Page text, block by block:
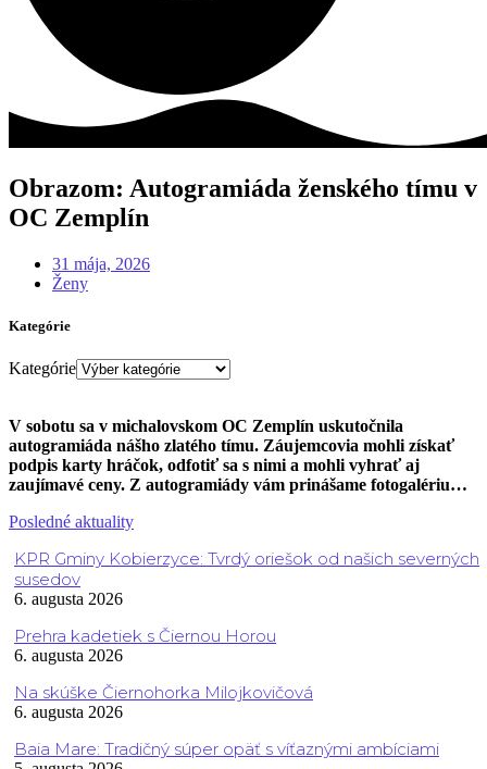
Obrazom: Autogramiáda ženského tímu v
OC Zemplín
31 mája, 2026
Ženy
Kategórie
Kategórie
V sobotu sa v michalovskom OC Zemplín uskutočnila
autogramiáda nášho zlatého tímu. Záujemcovia mohli získať
podpis karty hráčok, odfotiť sa s nimi a mohli vyhrať aj
zaujímavé ceny. Z autogramiády vám prinášame fotogalériu…
Posledné aktuality
KPR Gminy Kobierzyce: Tvrdý oriešok od našich severných
susedov
6. augusta 2026
Prehra kadetiek s Čiernou Horou
6. augusta 2026
Na skúške Čiernohorka Milojkovičová
6. augusta 2026
Baia Mare: Tradičný súper opäť s víťaznými ambíciami